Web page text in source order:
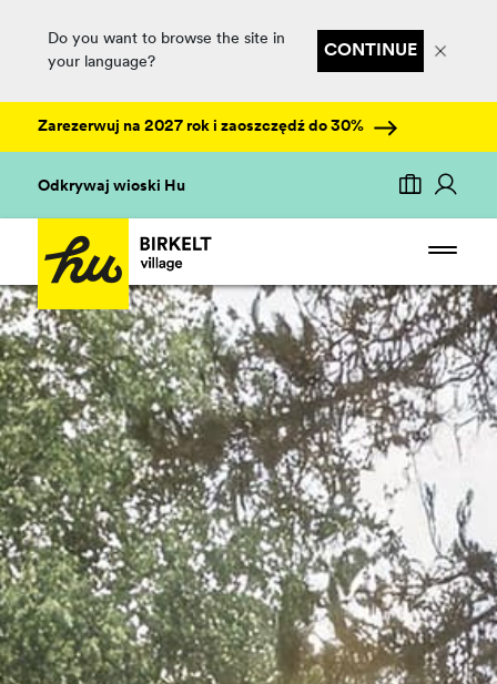
Do you want to browse the site in
your language?
CONTINUE
Zarezerwuj na 2027 rok i zaoszczędź do 30%
Odkrywaj wioski Hu